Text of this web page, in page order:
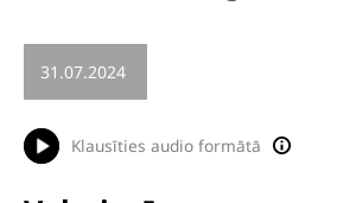
31.07.2024
Klausīties audio formātā